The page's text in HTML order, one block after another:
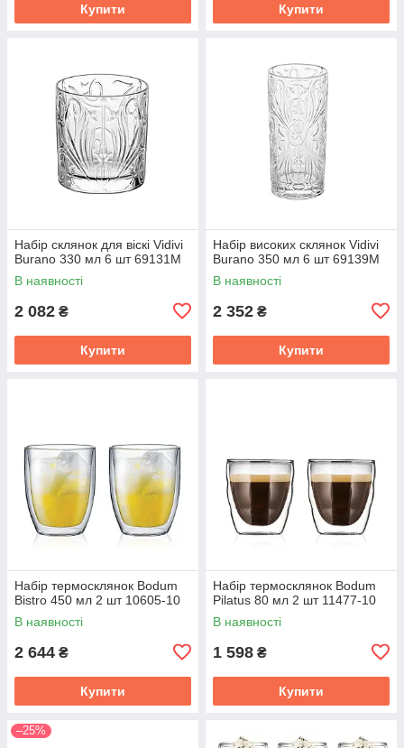
Купити Купити
Набір склянок для віскі Vidivi
Burano 330 мл 6 шт 69131M
В наявності
2 082 ₴
Купити
Набір високих склянок Vidivi
Burano 350 мл 6 шт 69139M
В наявності
2 352 ₴
Купити
Набір термосклянок Bodum
Bistro 450 мл 2 шт 10605-10
В наявності
2 644 ₴
Купити
Набір термосклянок Bodum
Pilatus 80 мл 2 шт 11477-10
В наявності
1 598 ₴
Купити
–25%